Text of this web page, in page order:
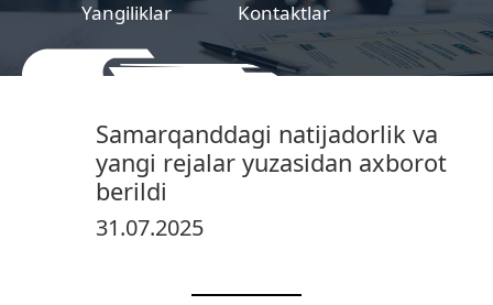
Yangiliklar Kontaktlar
sertifikatlashtirish markazi
Samarqanddagi natijadorlik va
yangi rejalar yuzasidan axborot
berildi
31.07.2025